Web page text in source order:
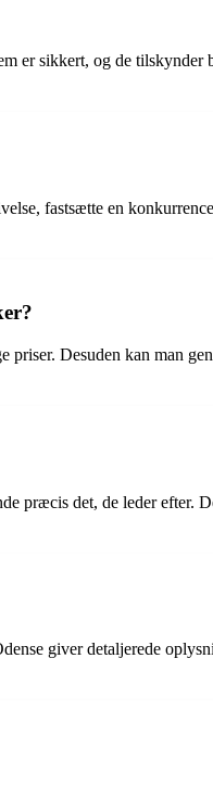
er sikkert, og de
fastsætte en
Desuden kan man
præcis det, de leder efter.
giver detaljerede